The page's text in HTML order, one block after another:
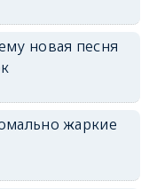
новая песня
жаркие